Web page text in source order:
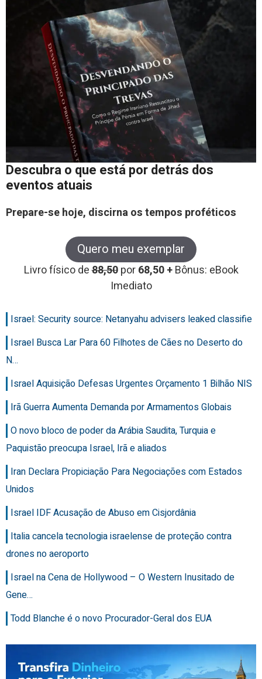
Descubra o que está por detrás dos
eventos atuais
Prepare-se hoje, discirna os tempos proféticos
Quero meu exemplar
Livro físico de88,50 por68,50 +Bônus: eBook
Imediato
Israel: Security source: Netanyahu advisers leaked classifie
Israel Busca Lar Para 60 Filhotes de Cães no Deserto do
N…
Israel Aquisição Defesas Urgentes Orçamento 1 Bilhão NIS
Irã Guerra Aumenta Demanda por Armamentos Globais
O novo bloco de poder da Arábia Saudita, Turquia e
Paquistão preocupa Israel, Irã e aliados
Iran Declara Propiciação Para Negociações com Estados
Unidos
Israel IDF Acusação de Abuso em Cisjordânia
Italia cancela tecnologia israelense de proteção contra
drones no aeroporto
Israel na Cena de Hollywood – O Western Inusitado de
Gene…
Todd Blanche é o novo Procurador-Geral dos EUA